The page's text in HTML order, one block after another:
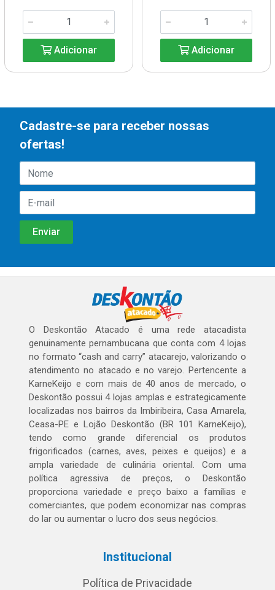
Adicionar Adicionar
Cadastre-se para receber nossas
ofertas!
O Deskontão Atacado é uma rede atacadista
genuinamente pernambucana que conta com 4 lojas
no formato “cash and carry” atacarejo, valorizando o
atendimento no atacado e no varejo. Pertencente a
KarneKeijo e com mais de 40 anos de mercado, o
Deskontão possui 4 lojas amplas e estrategicamente
localizadas nos bairros da Imbiribeira, Casa Amarela,
Ceasa-PE e Lojão Deskontão (BR 101 KarneKeijo),
tendo como grande diferencial os produtos
frigorificados (carnes, aves, peixes e queijos) e a
ampla variedade de culinária oriental. Com uma
política agressiva de preços, o Deskontão
proporciona variedade e preço baixo a famílias e
comerciantes, que podem economizar nas compras
do lar ou aumentar o lucro dos seus negócios.
Institucional
Política de Privacidade